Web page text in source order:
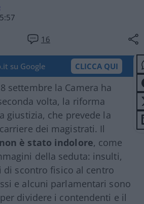
16
su Google CLICCA QUI
settembre la Camera ha
volta, la riforma
giustizia, che prevede la
dei magistrati. Il
non è stato indolore, come
della seduta: insulti,
scontro fisico al centro
e alcuni parlamentari sono
dividere i contendenti e il